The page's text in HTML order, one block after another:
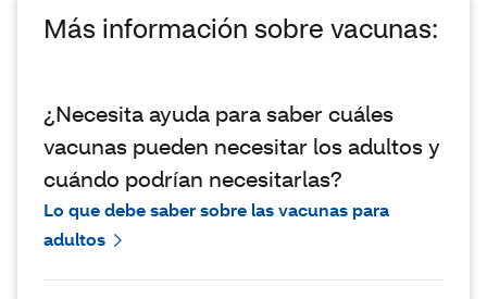
Más información sobre vacunas:
¿Necesita ayuda para saber cuáles
vacunas pueden necesitar los adultos y
cuándo podrían necesitarlas?
Lo que debe saber sobre las vacunas para
adultos